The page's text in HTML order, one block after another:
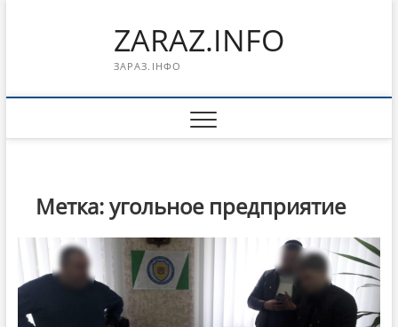
ZARAZ.INFO
ЗАРАЗ.ІНФО
Метка:угольное предприятие